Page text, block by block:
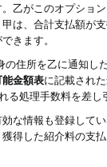
乙がこのオプショ
は、合計支払額が
きます。
住所を乙に通知し
金額表に記載され
る処理手数料を差し
な情報も登録して
得した紹介料の支